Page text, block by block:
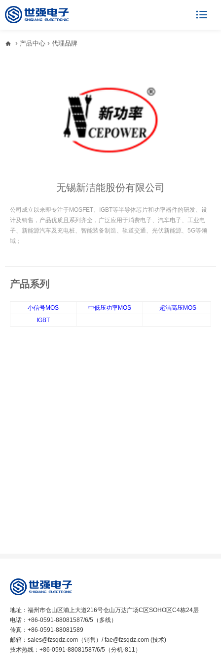

  产品中心  代理品牌
无锡新洁能股份有限公司
公司成立以来即专注于MOSFET、IGBT等半导体芯片和功率器件的研发、设
计及销售，产品优质且系列齐全，广泛应用于消费电子、汽车电子、工业电
子、新能源汽车及充电桩、智能装备制造、轨道交通、光伏新能源、5G等领
域；
产品系列
小信号MOS 中低压功率MOS
超洁高压MOS
IGBT
地址：福州市仓山区浦上大道216号仓山万达广场C区SOHO区C4栋24层
电话：+86-0591-88081587/6/5（多线）
传真：+86-0591-88081589
邮箱：sales@fzsqdz.com（销售）/ fae@fzsqdz.com (技术)
技术热线：+86-0591-88081587/6/5（分机-811）